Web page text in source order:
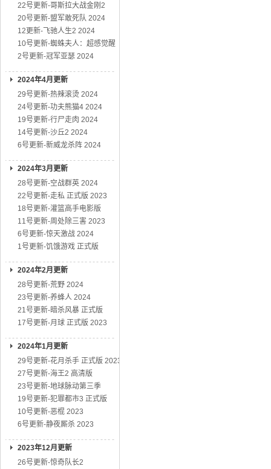
22号更新-哥斯拉大战金刚2
20号更新-盟军敢死队 2024
12更新-飞驰人生2 2024
10号更新-蜘蛛夫人：超感觉醒
2号更新-冠军亚瑟 2024
2024年4月更新
29号更新-热辣滚烫 2024
24号更新-功夫熊猫4 2024
19号更新-行尸走肉 2024
14号更新-沙丘2 2024
6号更新-新威龙杀阵 2024
2024年3月更新
28号更新-空战群英 2024
22号更新-走私 正式版 2023
18号更新-灌篮高手电影版
11号更新-周处除三害 2023
6号更新-惊天激战 2024
1号更新-饥饿游戏 正式版
2024年2月更新
28号更新-荒野 2024
23号更新-养蜂人 2024
21号更新-暗杀风暴 正式版
17号更新-月球 正式版 2023
2024年1月更新
29号更新-花月杀手 正式版 2023
27号更新-海王2 高清版
23号更新-地球脉动第三季
19号更新-犯罪都市3 正式版
10号更新-恶棍 2023
6号更新-静夜厮杀 2023
2023年12月更新
26号更新-惊奇队长2